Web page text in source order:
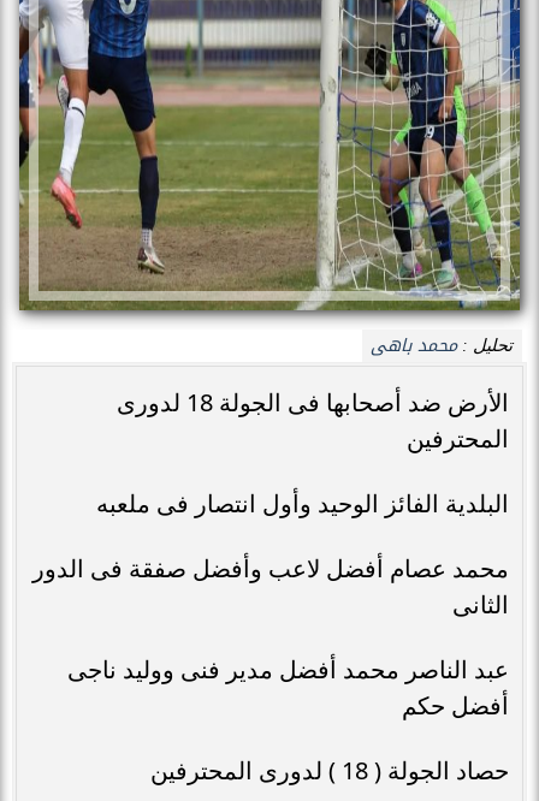
تحليل :محمد باهى
الأرض ضد أصحابها فى الجولة 18 لدورى
المحترفين
البلدية الفائز الوحيد وأول انتصار فى ملعبه
محمد عصام أفضل لاعب وأفضل صفقة فى الدور
الثانى
عبد الناصر محمد أفضل مدير فنى ووليد ناجى
أفضل حكم
حصاد الجولة ( 18 ) لدورى المحترفين